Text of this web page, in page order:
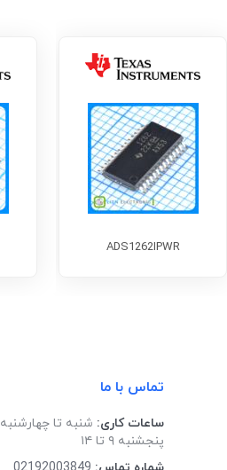
ADS1262IPWR
تماس با ما
ساعات کاری: شنبه تا چهارشنبه ۹ تا ۱۷
پنجشنبه ۹ تا ۱۴